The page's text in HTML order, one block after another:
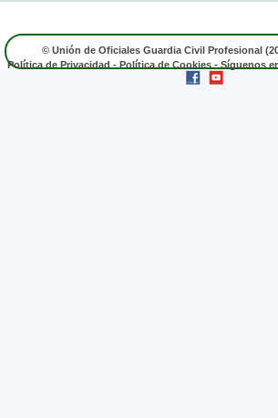
© Unión de Oficiales Guardia Civil Profesional
Política de Privacidad - Política de Cookies - Síguenos